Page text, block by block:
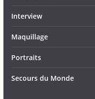
Interview
Maquillage
Portraits
Secours du Monde